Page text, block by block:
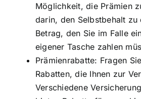
Möglichkeit, die Prämien
darin, den Selbstbehalt zu
Betrag, den Sie im Falle
eigener Tasche zahlen
Prämienrabatte: Fragen
Rabatten, die Ihnen zur
Verschiedene